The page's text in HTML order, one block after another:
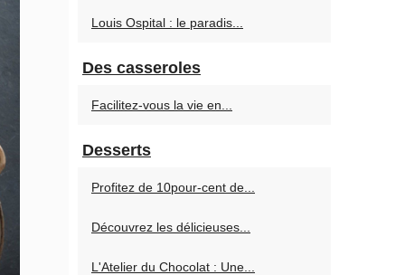
Louis Ospital : le paradis...
Des casseroles
Facilitez-vous la vie en...
Desserts
Profitez de 10pour-cent de...
Découvrez les délicieuses...
L'Atelier du Chocolat : Une...